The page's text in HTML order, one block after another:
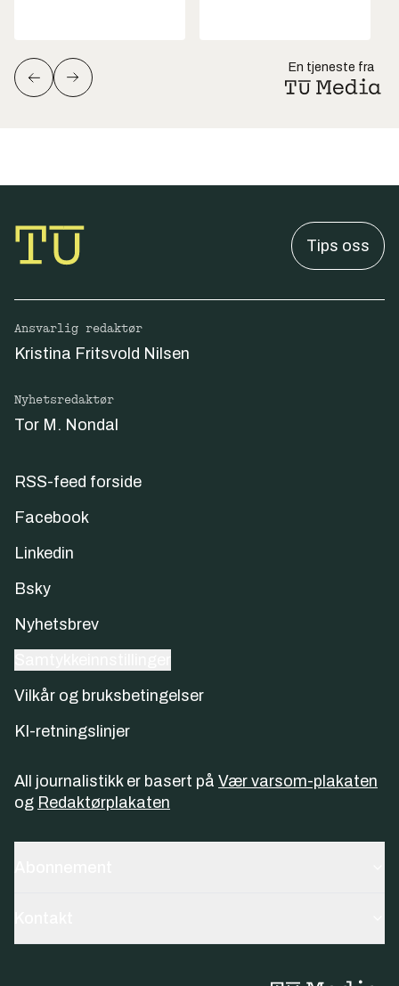
En tjeneste fra
Tips oss
Ansvarlig redaktør
Kristina Fritsvold Nilsen
Nyhetsredaktør
Tor M. Nondal
RSS-feed forside
Facebook
Linkedin
Bsky
Nyhetsbrev
Vilkår og bruksbetingelser
KI-retningslinjer
All journalistikk er basert på Vær varsom-plakaten
og Redaktørplakaten